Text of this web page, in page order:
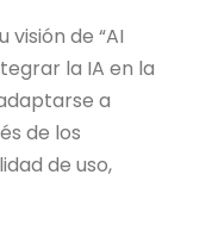
visión de “AI
la IA en la
a
de los
de uso,